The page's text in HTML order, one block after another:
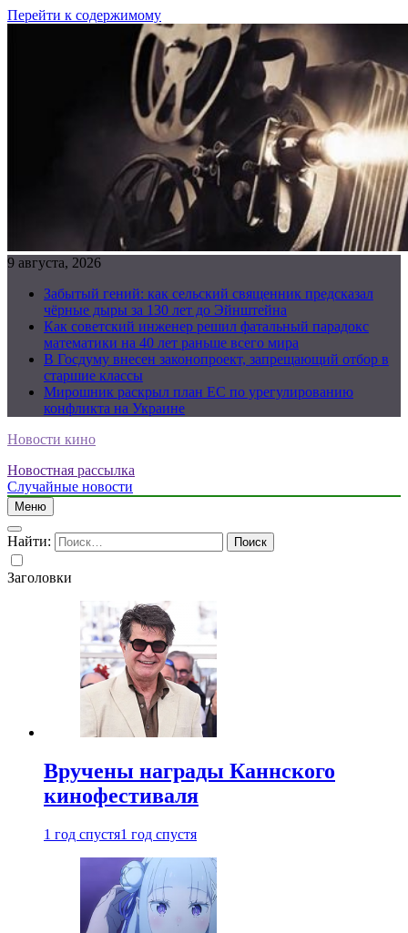
Перейти к содержимому
9 августа, 2026
Забытый гений: как сельский священник предсказал
чёрные дыры за 130 лет до Эйнштейна
Как советский инженер решил фатальный парадокс
математики на 40 лет раньше всего мира
В Госдуму внесен законопроект, запрещающий отбор в
старшие классы
Мирошник раскрыл план ЕС по урегулированию
конфликта на Украине
Новости кино
Новостная рассылка
Случайные новости
Меню
Найти:
Заголовки
Вручены награды Каннского
кинофестиваля
1 год спустя1 год спустя